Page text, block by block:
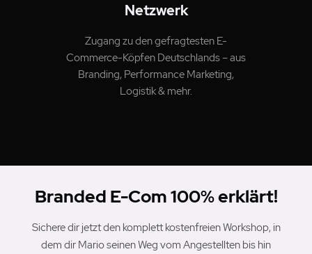
Netzwerk
Zugang zu den gefragtesten E-
Commerce-Köpfen Deutschlands – aus
Branding, Performance Marketing,
Logistik & mehr.
Branded E-Com 100% erklärt!
Sichere dir jetzt den komplett kostenfreien Workshop, in
dem dir Mario seinen Weg vom Angestellten bis hin